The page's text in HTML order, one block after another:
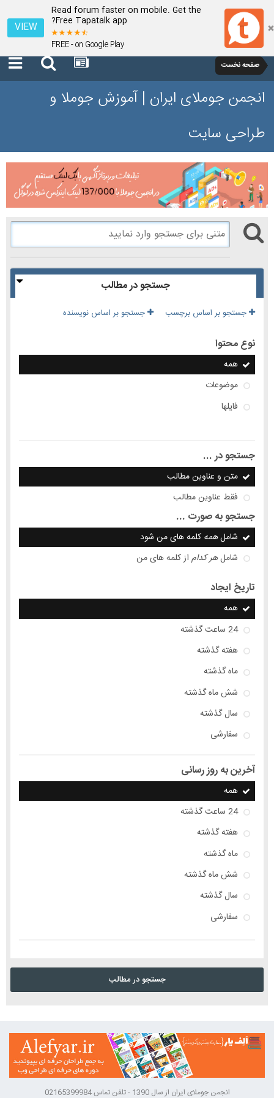
Read forum faster on mobile. Get the
Free Tapatalk app?
FREE - on Google Play
VIEW
صفحه نخست
انجمن جوملای ایران | آموزش جوملا و
طراحی سایت
جستجو در مطالب
جستجو بر اساس برچسب جستجو بر اساس نویسنده
نوع محتوا
همه
موضوعات
فایلها
جستجو در ...
متن و عناوین مطالب
فقط عناوین مطالب
جستجو به صورت ...
شاملهمه کلمه های من شود
شاملهر کدام از کلمه های من
تاریخ ایجاد
همه
24 ساعت گذشته
هفته گذشته
ماه گذشته
شش ماه گذشته
سال گذشته
سفارشی
آخرین به روز رسانی
همه
24 ساعت گذشته
هفته گذشته
ماه گذشته
شش ماه گذشته
سال گذشته
سفارشی
جستجو در مطالب
انجمن جوملای ایران از سال 1390 - تلفن تماس 02165399984